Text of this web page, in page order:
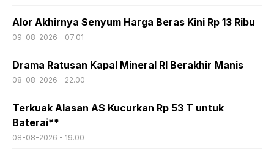
Alor Akhirnya Senyum Harga Beras Kini Rp 13 Ribu
09-08-2026 - 07.01
Drama Ratusan Kapal Mineral RI Berakhir Manis
08-08-2026 - 22.00
Terkuak Alasan AS Kucurkan Rp 53 T untuk
Baterai**
08-08-2026 - 19.00